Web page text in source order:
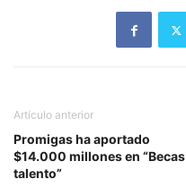
Artículo anterior
Promigas ha aportado
$14.000 millones en “Becas
talento”